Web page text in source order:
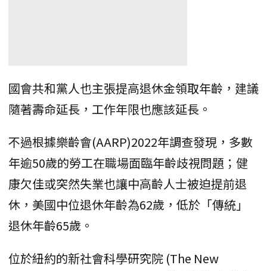
國會共和黨人也主張提高退休金領取年齡，建議
隨著壽命延長，工作年限也應該延長。
不過根據樂齡會(AARP)2022年調查發現，多數
年逾50歲的勞工在職場面臨年齡歧視問題；健
康欠佳或突然失業也讓中高齡人士被迫提前退
休，美國中位退休年齡為62歲，低於「傳統」
退休年齡65歲。
位於紐約的新社會科學研究院 (The New